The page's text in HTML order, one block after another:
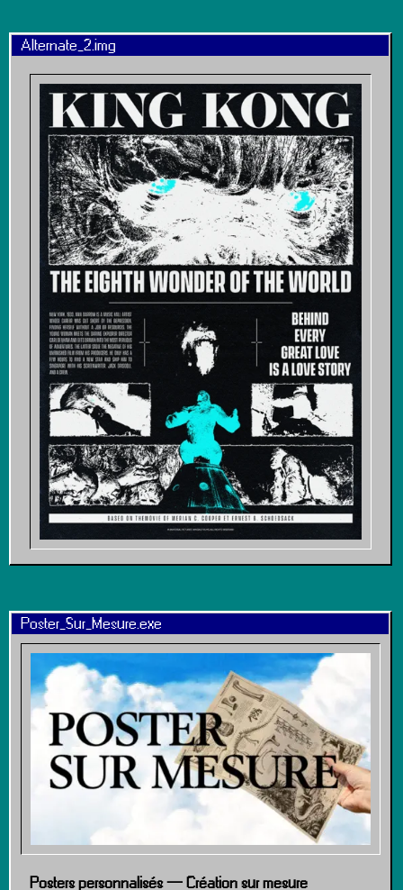
Alternate_2.img
Poster_Sur_Mesure.exe
Posters personnalisés — Création sur mesure